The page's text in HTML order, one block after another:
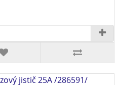
jistič 25A /286591/